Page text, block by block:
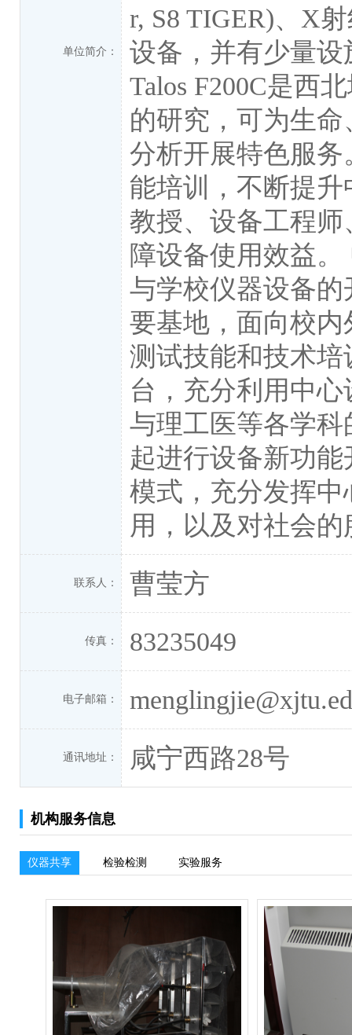
单位简介：
r, S8 TIGER)、X
设备，并有少量
Talos F200C是西
的研究，可为生
分析开展特色服
能培训，不断提
教授、设备工程
障设备使用效益
与学校仪器设备
要基地，面向校
测试技能和技术
台，充分利用中
与理工医等各学
起进行设备新功
模式，充分发挥
用，以及对社会
联系人： 曹莹方
传真： 83235049
电子邮箱：
通讯地址： 咸宁西路28号
机构服务信息
仪器共享 检验检测 实验服务